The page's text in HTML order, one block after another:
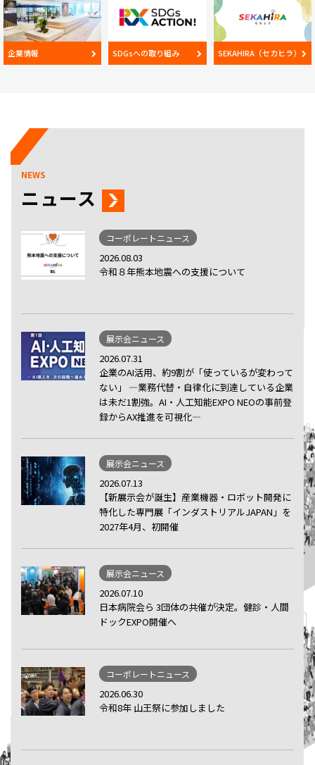
企業情報 SDGsへの取り組み SEKAHIRA（セカヒラ）
NEWS
ニュース
コーポレートニュース
2026.08.03
令和８年熊本地震への支援について
展示会ニュース
2026.07.31
企業のAI活用、約9割が「使っているが変わって
ない」 ―業務代替・自律化に到達している企業
は未だ1割強。AI・人工知能EXPO NEOの事前登
録からAX推進を可視化―
展示会ニュース
2026.07.13
【新展示会が誕生】産業機器・ロボット開発に
特化した専門展「インダストリアルJAPAN」を
2027年4月、初開催
展示会ニュース
2026.07.10
日本病院会ら 3団体の共催が決定。健診・人間
ドックEXPO開催へ
コーポレートニュース
2026.06.30
令和8年 山王祭に参加しました